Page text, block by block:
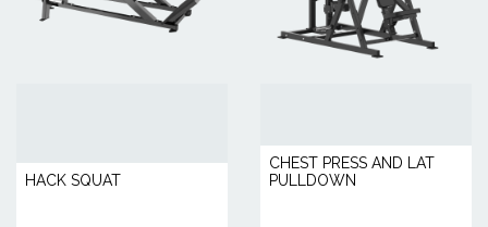
HACK SQUAT
CHEST PRESS AND LAT
PULLDOWN